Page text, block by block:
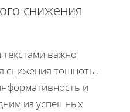
снижения
важно
снижения тошноты,
и
из успешных